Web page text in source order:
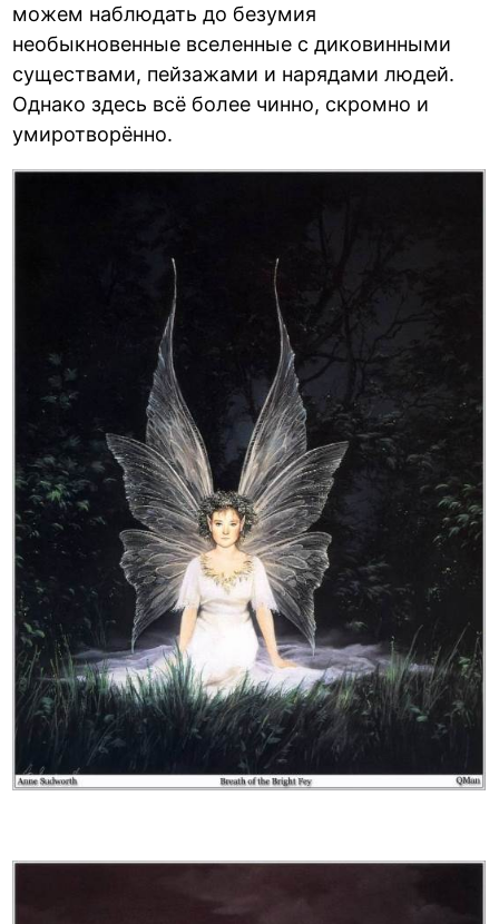
можем наблюдать до безумия
необыкновенные вселенные с диковинными
существами, пейзажами и нарядами людей.
Однако здесь всё более чинно, скромно и
умиротворённо.